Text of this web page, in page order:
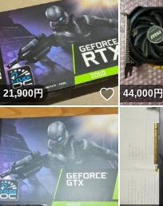
21,900円 いいね！
44,000円